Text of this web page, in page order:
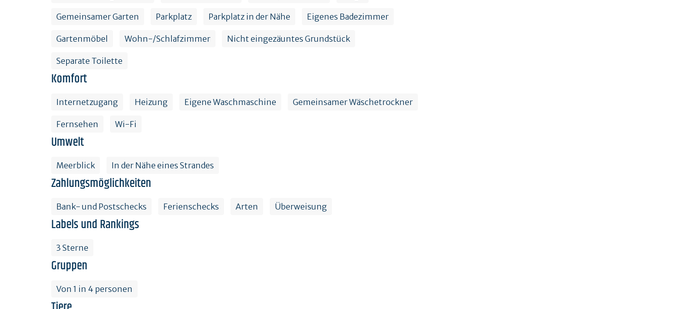
Gemeinsamer Garten Parkplatz Parkplatz in der Nähe Eigenes Badezimmer
Gartenmöbel Wohn-/Schlafzimmer Nicht eingezäuntes Grundstück
Separate Toilette
Komfort
Internetzugang Heizung Eigene Waschmaschine Gemeinsamer Wäschetrockner
Fernsehen Wi-Fi
Umwelt
Meerblick In der Nähe eines Strandes
Zahlungsmöglichkeiten
Bank- und Postschecks Ferienschecks Arten Überweisung
Labels und Rankings
3 Sterne
Gruppen
Von 1 in 4 personen